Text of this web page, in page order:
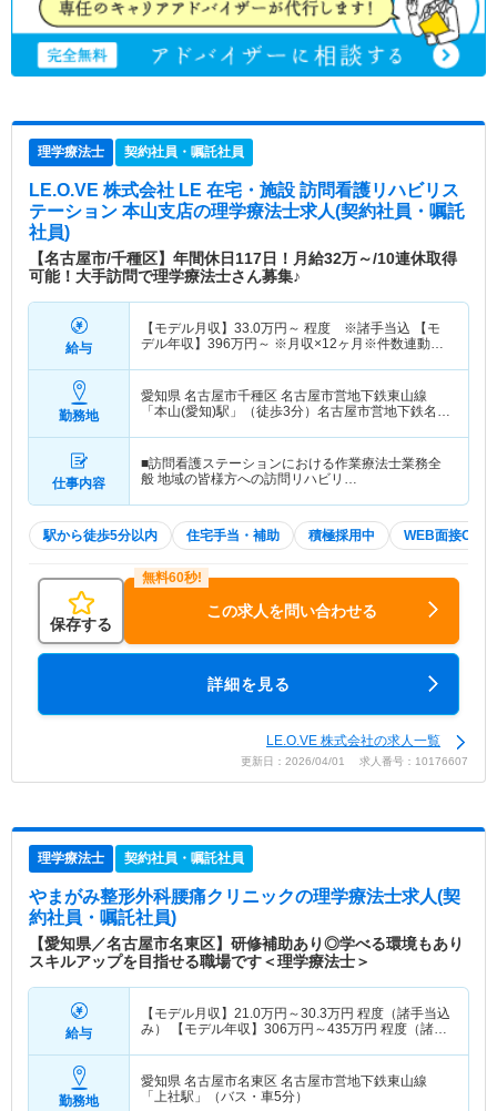
理学療法士 契約社員・嘱託社員
LE.O.VE 株式会社 LE 在宅・施設 訪問看護リハビリス
テーション 本山支店の理学療法士求人(契約社員・嘱託
社員)
【名古屋市/千種区】年間休日117日！月給32万～/10連休取得
可能！大手訪問で理学療法士さん募集♪
給与
【モデル月収】 33.0万円～ 程度 ※諸手当込 【モ
デル年収】 396万円～ ※月収×12ヶ月※件数連動性
勤務地
愛知県 名古屋市千種区 名古屋市営地下鉄東山線
「本山(愛知)駅」（徒歩3分）名古屋市営地下鉄名城
仕事内容
■訪問看護ステーションにおける作業療法士業務全
般 地域の皆様方への訪問リハビリ…
駅から徒歩5分以内 住宅手当・補助 積極採用中 WEB面接OK
保存する
この求人を問い合わせる
詳細を見る
LE.O.VE 株式会社の求人一覧
更新日：2026/04/01 求人番号：10176607
理学療法士 契約社員・嘱託社員
やまがみ整形外科腰痛クリニックの理学療法士求人(契
約社員・嘱託社員)
【愛知県／名古屋市名東区】研修補助あり◎学べる環境もあり
スキルアップを目指せる職場です＜理学療法士＞
給与
【モデル月収】 21.0万円～30.3万円 程度（諸手当込
み） 【モデル年収】 306万円～435万円 程度（諸手
勤務地
愛知県 名古屋市名東区 名古屋市営地下鉄東山線
「上社駅」（バス・車5分）